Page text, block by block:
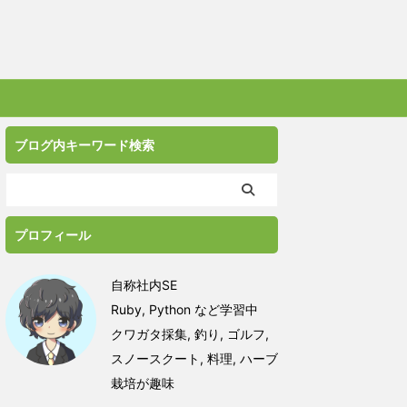
ブログ内キーワード検索
プロフィール
自称社内SE
Ruby, Python など学習中
クワガタ採集, 釣り, ゴルフ,
スノースクート, 料理, ハーブ
栽培が趣味